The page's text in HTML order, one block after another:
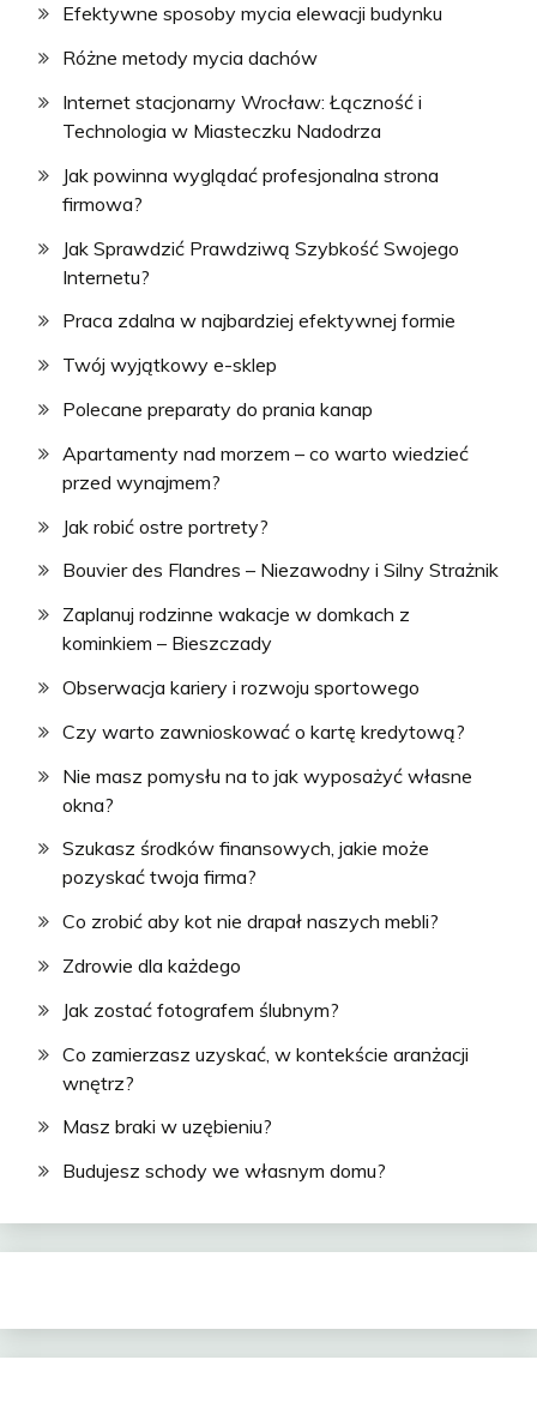
Efektywne sposoby mycia elewacji budynku
Różne metody mycia dachów
Internet stacjonarny Wrocław: Łączność i
Technologia w Miasteczku Nadodrza
Jak powinna wyglądać profesjonalna strona
firmowa?
Jak Sprawdzić Prawdziwą Szybkość Swojego
Internetu?
Praca zdalna w najbardziej efektywnej formie
Twój wyjątkowy e-sklep
Polecane preparaty do prania kanap
Apartamenty nad morzem – co warto wiedzieć
przed wynajmem?
Jak robić ostre portrety?
Bouvier des Flandres – Niezawodny i Silny Strażnik
Zaplanuj rodzinne wakacje w domkach z
kominkiem – Bieszczady
Obserwacja kariery i rozwoju sportowego
Czy warto zawnioskować o kartę kredytową?
Nie masz pomysłu na to jak wyposażyć własne
okna?
Szukasz środków finansowych, jakie może
pozyskać twoja firma?
Co zrobić aby kot nie drapał naszych mebli?
Zdrowie dla każdego
Jak zostać fotografem ślubnym?
Co zamierzasz uzyskać, w kontekście aranżacji
wnętrz?
Masz braki w uzębieniu?
Budujesz schody we własnym domu?